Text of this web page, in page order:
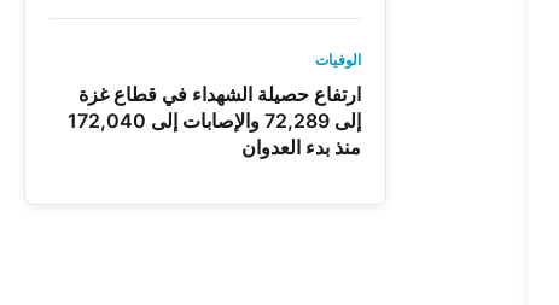
الوفيات
ارتفاع حصيلة الشهداء في قطاع غزة
إلى 72,289 والإصابات إلى 172,040
منذ بدء العدوان